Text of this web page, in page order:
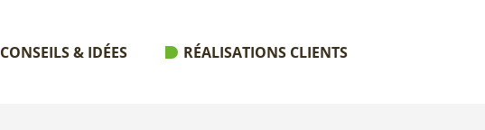
CONSEILS & IDÉES RÉALISATIONS CLIENTS